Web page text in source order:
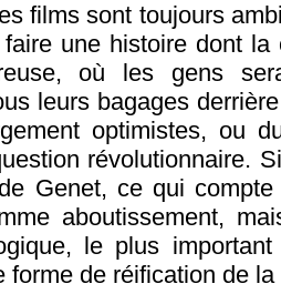
films sont toujours
une histoire dont
où les gens
leurs bagages
optimistes, ou
révolutionnaire.
Genet, ce qui compte
aboutissement,
le plus
forme de réification de